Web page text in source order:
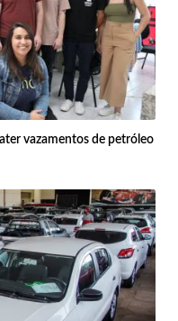
vazamentos de petróleo